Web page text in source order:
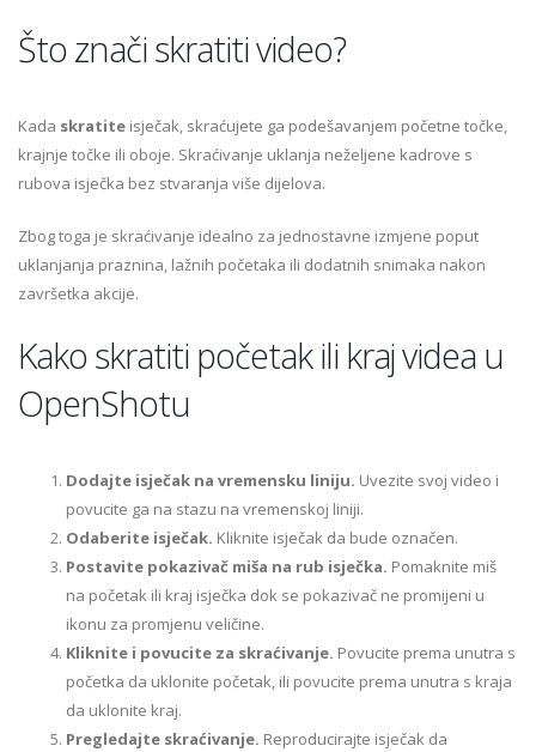
Što znači skratiti video?
Kada skratite isječak, skraćujete ga podešavanjem početne točke,
krajnje točke ili oboje. Skraćivanje uklanja neželjene kadrove s
rubova isječka bez stvaranja više dijelova.
Zbog toga je skraćivanje idealno za jednostavne izmjene poput
uklanjanja praznina, lažnih početaka ili dodatnih snimaka nakon
završetka akcije.
Kako skratiti početak ili kraj videa u
OpenShotu
Dodajte isječak na vremensku liniju. Uvezite svoj video i
povucite ga na stazu na vremenskoj liniji.
Odaberite isječak. Kliknite isječak da bude označen.
Postavite pokazivač miša na rub isječka. Pomaknite miš
na početak ili kraj isječka dok se pokazivač ne promijeni u
ikonu za promjenu veličine.
Kliknite i povucite za skraćivanje. Povucite prema unutra s
početka da uklonite početak, ili povucite prema unutra s kraja
da uklonite kraj.
Pregledajte skraćivanje. Reproducirajte isječak da